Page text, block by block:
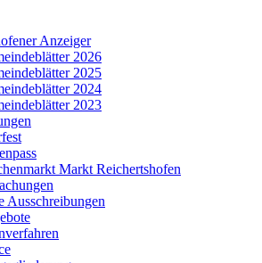
Anzeiger
2026
2025
2024
2023
Markt Reichertshofen
Ausschreibungen